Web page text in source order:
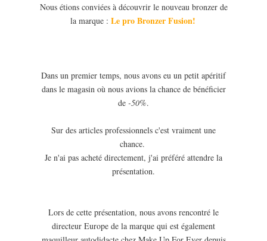
Nous étions conviées à découvrir le nouveau bronzer de
la marque : Le pro Bronzer Fusion!
Dans un premier temps, nous avons eu un petit apéritif
dans le magasin où nous avions la chance de bénéficier
de -50%.
Sur des articles professionnels c'est vraiment une
chance.
Je n'ai pas acheté directement, j'ai préféré attendre la
présentation.
Lors de cette présentation, nous avons rencontré le
directeur Europe de la marque qui est également